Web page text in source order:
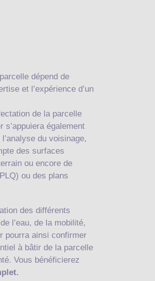
dépend de
et l’expérience d’un
de la parcelle
s’appuiera également
du voisinage,
des surfaces
ou encore de
ou des plans
des différents
l’eau, de la mobilité,
pourra ainsi confirmer
à bâtir de la parcelle
Vous bénéficierez